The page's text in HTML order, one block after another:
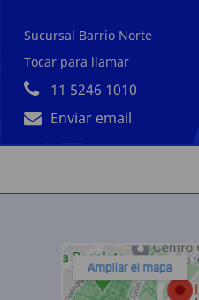
Sucursal Barrio Norte
Tocar para llamar
11 5246 1010
Enviar email